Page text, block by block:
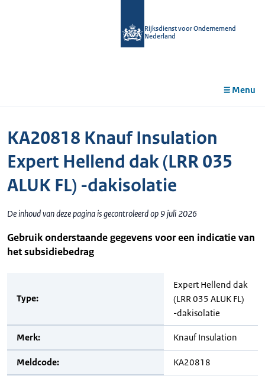
Rijksdienst voor Ondernemend
Nederland
Menu
KA20818 Knauf Insulation
Expert Hellend dak (LRR 035
ALUK FL) -dakisolatie
De inhoud van deze pagina is gecontroleerd op 9 juli 2026
Gebruik onderstaande gegevens voor een indicatie van
het subsidiebedrag
Type:
Expert Hellend dak
(LRR 035 ALUK FL)
-dakisolatie
Merk: Knauf Insulation
Meldcode: KA20818